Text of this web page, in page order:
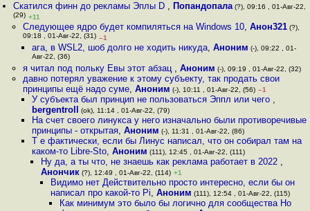
Скатился финн до рекламы Эплы D , Попандопала (?), 09:16 , 01-Авг-22,
(29) +11
Следующее ядро будет компиляться на Windows 10, Анон321(?),
09:18 , 01-Авг-22, (31) –1
ага, в WSL2, шоб долго не ходить никуда, Аноним (-), 09:22 , 01-
Авг-22, (36)
я читал под польку Евы этот абзац , Аноним (-), 09:19 , 01-Авг-22, (32)
давно потерял уважение к этому субъекту, так продать свои
принципы ещё надо суме, Аноним (-), 10:11 , 01-Авг-22, (56) –1
У субъекта был принцип не пользоваться Эппл или чего ,
bergentroll
(ok), 11:14 , 01-Авг-22, (79)
На счет своего линукса у него изначально были противоречивые
принципы - открытая, Аноним (-), 11:31 , 01-Авг-22, (86)
Т е фактически, если бы Линус написал, что он собирал там на
каком-то Libre-Sto, Аноним (111), 12:45 , 01-Авг-22, (111)
Ну да, а ты что, не знаешь как реклама работает в 2022 ,
Анончик (?), 12:49 , 01-Авг-22, (114) +1
Видимо нет Действительно просто интересно, если бы он
написал про какой-то Pi, Аноним (111), 12:54 , 01-Авг-22, (115)
Как минимум это было бы логично для сообщества Но